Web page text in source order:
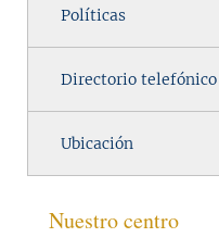
Políticas
Directorio telefónico
Ubicación
Nuestro centro